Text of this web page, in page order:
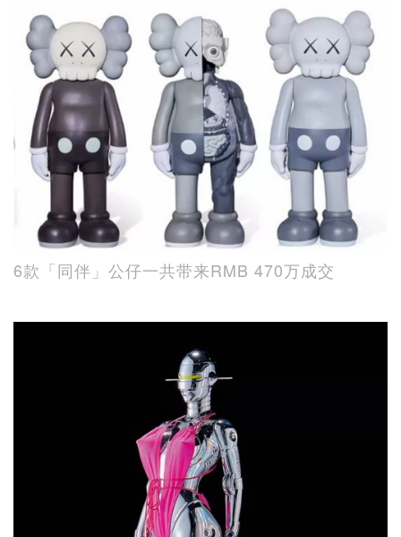
6款「同伴」公仔一共带来RMB 470万成交